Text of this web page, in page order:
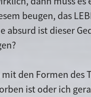
beugen, das
absurd ist dieser
mit den Formen des
ist oder ich